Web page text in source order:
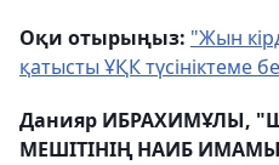
Оқи отырыңыз: "Жын
қатысты ҰҚК түсініктеме
Данияр ИБРАХИМҰЛЫ,
МЕШІТІНІҢ НАИБ